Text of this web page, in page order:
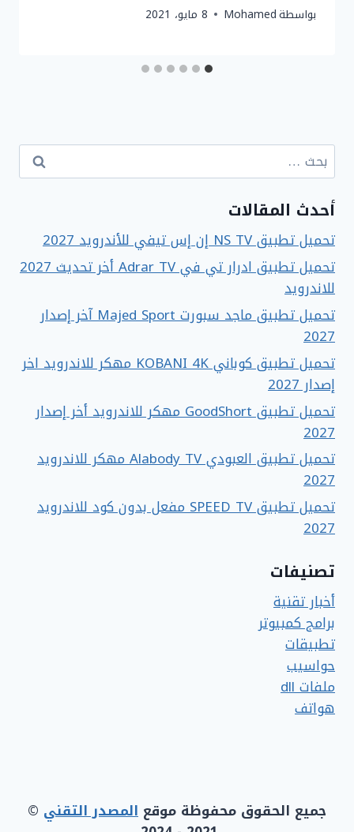
بواسطةMohamed 8 مايو، 2021
البحث
عن:
أحدث المقالات
تحميل تطبيق NS TV إن إس تيفي للأندرويد 2027
تحميل تطبيق ادرار تي في Adrar TV أخر تحديث 2027
للاندرويد
تحميل تطبيق ماجد سبورت Majed Sport آخر إصدار
2027
تحميل تطبيق كوباني KOBANI 4K مهكر للاندرويد اخر
إصدار 2027
تحميل تطبيق GoodShort مهكر للاندرويد أخر إصدار
2027
تحميل تطبيق العبودي Alabody TV مهكر للاندرويد
2027
تحميل تطبيق SPEED TV مفعل بدون كود للاندرويد
2027
تصنيفات
أخبار تقنية
برامج كمبيوتر
تطبيقات
حواسيب
ملفات dll
هواتف
جميع الحقوق محفوظة موقع المصدر التقني ©